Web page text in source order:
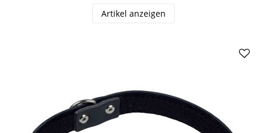
Artikel anzeigen